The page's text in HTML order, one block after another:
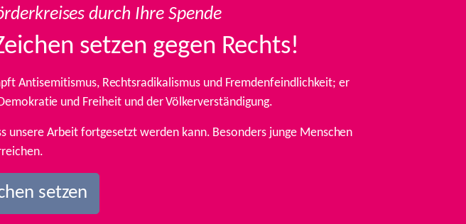
durch Ihre Spende
setzen gegen Rechts!
Antisemitismus, Rechtsradikalismus und Fremdenfeindlichkeit; er
und Freiheit und der Völkerverständigung.
unsere Arbeit fortgesetzt werden kann. Besonders junge Menschen
setzen